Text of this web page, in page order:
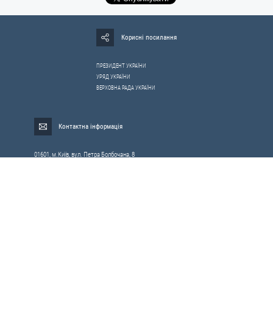
Корисні посилання
ПРЕЗИДЕНТ УКРАЇНИ
УРЯД УКРАЇНИ
ВЕРХОВНА РАДА УКРАЇНИ
Контактна інформація
01601, м.Київ, вул. Петра Болбочана, 8